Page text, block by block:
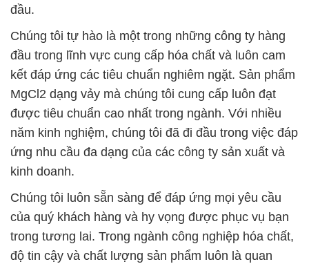
đầu.
Chúng tôi tự hào là một trong những công ty hàng
đầu trong lĩnh vực cung cấp hóa chất và luôn cam
kết đáp ứng các tiêu chuẩn nghiêm ngặt. Sản phẩm
MgCl2 dạng vảy mà chúng tôi cung cấp luôn đạt
được tiêu chuẩn cao nhất trong ngành. Với nhiều
năm kinh nghiệm, chúng tôi đã đi đầu trong việc đáp
ứng nhu cầu đa dạng của các công ty sản xuất và
kinh doanh.
Chúng tôi luôn sẵn sàng để đáp ứng mọi yêu cầu
của quý khách hàng và hy vọng được phục vụ bạn
trong tương lai. Trong ngành công nghiệp hóa chất,
độ tin cậy và chất lượng sản phẩm luôn là quan